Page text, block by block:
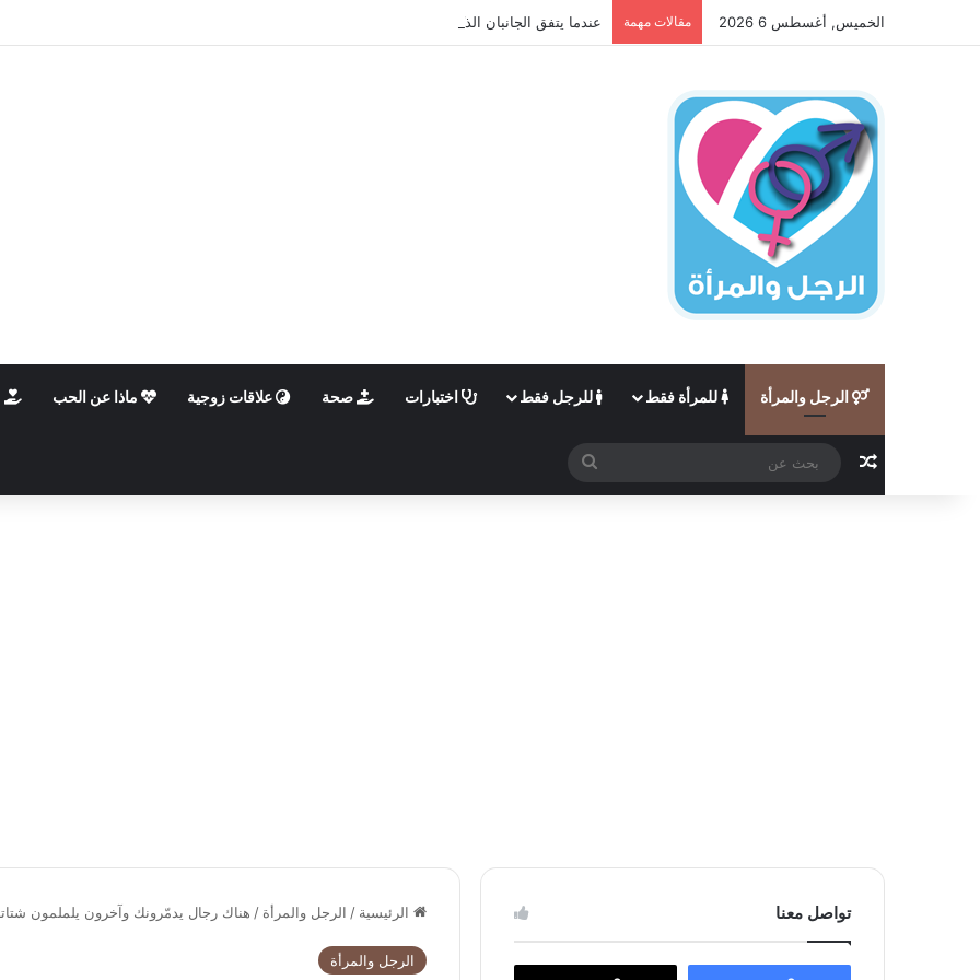
الخميس, أغسطس 6 2026 مقالات مهمة عندما يتفق الجانبان الذكوري والأنثوي داخلنا، ما الذي يحدث؟
الرجل والمرأة للمرأة فقط للرجل فقط اختبارات صحة علاقات زوجية ماذا عن الحب
مقال عشوائي
بحث
عن
الرئيسية / الرجل والمرأة / هناك رجال يدمّرونك وآخرون يلملمون
الرجل والمرأة
تواصل معنا